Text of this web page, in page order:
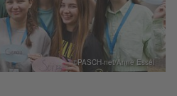
©PASCH-net/Anne Essel